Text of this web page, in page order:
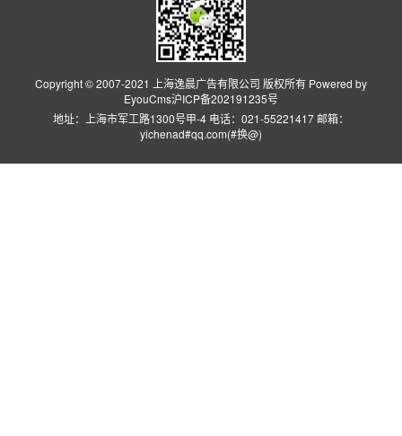
Copyright © 2007-2021 上海逸晨广告有限公司 版权所有 Powered by
EyouCms沪ICP备202191235号
地址：上海市军工路1300号甲-4 电话：021-55221417 邮箱：
yichenad#qq.com(#换@)